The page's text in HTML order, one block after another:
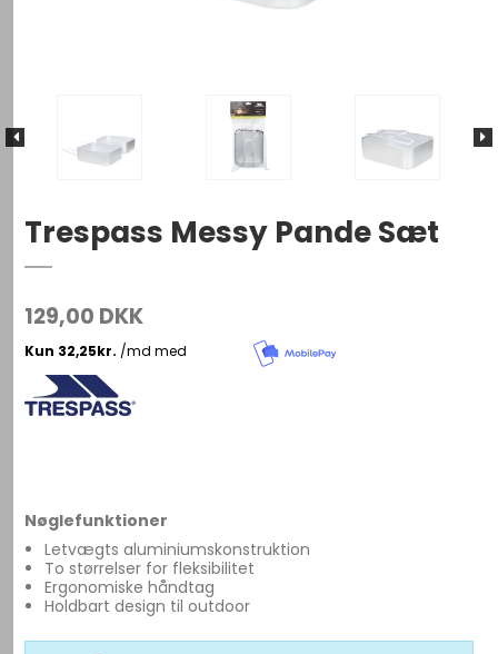
Trespass Messy Pande Sæt
129,00 DKK
Nøglefunktioner
Letvægts aluminiumskonstruktion
To størrelser for fleksibilitet
Ergonomiske håndtag
Holdbart design til outdoor